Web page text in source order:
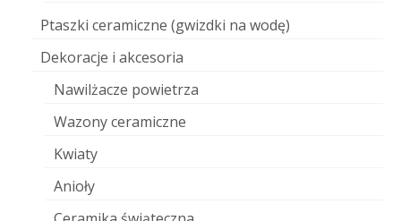
Ptaszki ceramiczne (gwizdki na wodę)
Dekoracje i akcesoria
Nawilżacze powietrza
Wazony ceramiczne
Kwiaty
Anioły